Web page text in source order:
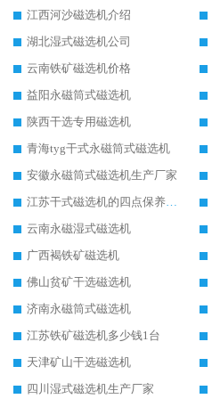
江西河沙磁选机介绍
湖北湿式磁选机公司
云南铁矿磁选机价格
益阳永磁筒式磁选机
陕西干选专用磁选机
青海tyg干式永磁筒式磁选机
安徽永磁筒式磁选机生产厂家
江苏干式磁选机的四点保养秘籍
云南永磁湿式磁选机
广西褐铁矿磁选机
佛山贫矿干选磁选机
济南永磁筒式磁选机
江苏铁矿磁选机多少钱1台
天津矿山干选磁选机
四川湿式磁选机生产厂家